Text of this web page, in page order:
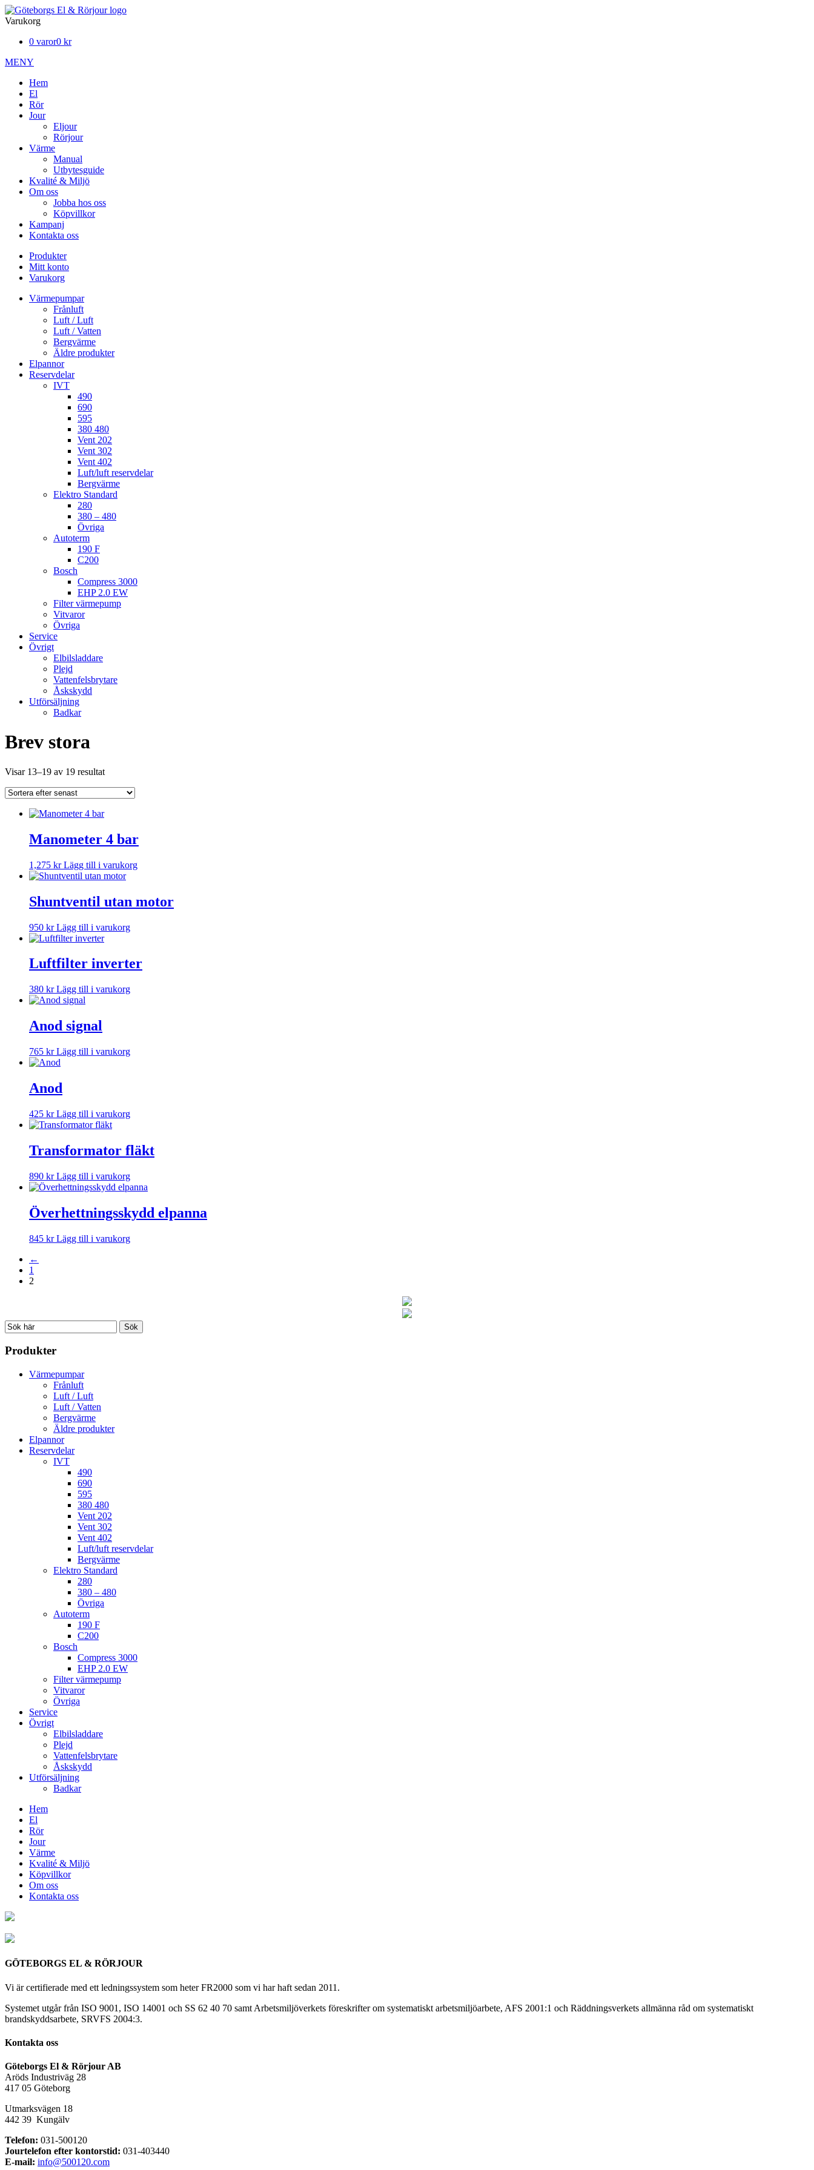
Varukorg
0 varor0 kr
MENY
Hem
El
Rör
Jour
Eljour
Rörjour
Värme
Manual
Utbytesguide
Kvalité & Miljö
Om oss
Jobba hos oss
Köpvillkor
Kampanj
Kontakta oss
Produkter
Mitt konto
Varukorg
Värmepumpar
Frånluft
Luft / Luft
Luft / Vatten
Bergvärme
Äldre produkter
Elpannor
Reservdelar
IVT
490
690
595
380 480
Vent 202
Vent 302
Vent 402
Luft/luft reservdelar
Bergvärme
Elektro Standard
280
380 – 480
Övriga
Autoterm
190 F
C200
Bosch
Compress 3000
EHP 2.0 EW
Filter värmepump
Vitvaror
Övriga
Service
Övrigt
Elbilsladdare
Plejd
Vattenfelsbrytare
Åskskydd
Utförsäljning
Badkar
Brev stora
Visar 13–19 av 19 resultatSortera
senaste
Manometer 4 bar
1,275 kr Lägg till i varukorg
Shuntventil utan motor
950 kr Lägg till i varukorg
Luftfilter inverter
380 kr Lägg till i varukorg
Anod signal
765 kr Lägg till i varukorg
Anod
425 kr Lägg till i varukorg
Transformator fläkt
890 kr Lägg till i varukorg
Överhettningsskydd elpanna
845 kr Lägg till i varukorg
←
1
2
Produkter
Värmepumpar
Frånluft
Luft / Luft
Luft / Vatten
Bergvärme
Äldre produkter
Elpannor
Reservdelar
IVT
490
690
595
380 480
Vent 202
Vent 302
Vent 402
Luft/luft reservdelar
Bergvärme
Elektro Standard
280
380 – 480
Övriga
Autoterm
190 F
C200
Bosch
Compress 3000
EHP 2.0 EW
Filter värmepump
Vitvaror
Övriga
Service
Övrigt
Elbilsladdare
Plejd
Vattenfelsbrytare
Åskskydd
Utförsäljning
Badkar
Hem
El
Rör
Jour
Värme
Kvalité & Miljö
Köpvillkor
Om oss
Kontakta oss
GÖTEBORGS EL & RÖRJOUR
Vi är certifierade med ett ledningssystem som heter FR2000 som vi har haft sedan 2011.
Systemet utgår från ISO 9001, ISO 14001 och SS 62 40 70 samt Arbetsmiljöverkets föreskrifter om systematiskt arbetsmiljöarbete, AFS 2001:1 och Räddningsverkets allmänna råd om systematiskt
brandskyddsarbete, SRVFS 2004:3.
Kontakta oss
Göteborgs El & Rörjour AB
Aröds Industriväg 28
417 05 Göteborg
Utmarksvägen 18
442 39 Kungälv
Telefon: 031-500120
Jourtelefon efter kontorstid: 031-403440
E-mail: info@500120.com